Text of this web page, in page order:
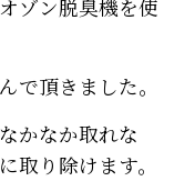
ゾン脱臭機を使
で頂きました。
かなか取れな
取り除けます。